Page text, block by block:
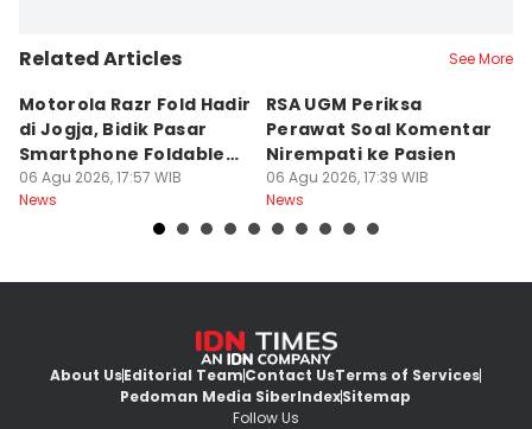
Related Articles See More
Motorola Razr Fold Hadir
di Jogja, Bidik Pasar
Smartphone Foldable
Premium
06 Agu 2026, 17:57 WIB
News
RSA UGM Periksa
Perawat Soal Komentar
Nirempati ke Pasien
06 Agu 2026, 17:39 WIB
News
About UsEditorial TeamContact UsTerms of Services
Pedoman Media SiberIndexSitemap
Follow Us